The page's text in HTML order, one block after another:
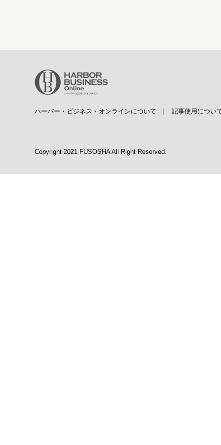
ハーバー・ビジネス・オンラインについて | 記事使用につい
Copyright 2021 FUSOSHA All Right Reserved.